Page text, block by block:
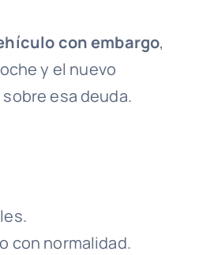
con embargo,
y el nuevo
esa deuda.
con normalidad.